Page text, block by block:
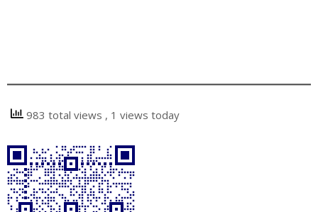
983 total views , 1 views today